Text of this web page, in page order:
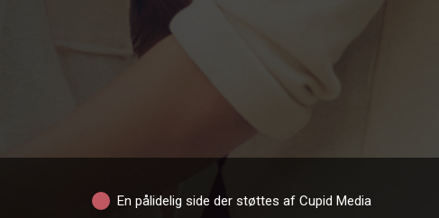
En pålidelig side der støttes af Cupid Media